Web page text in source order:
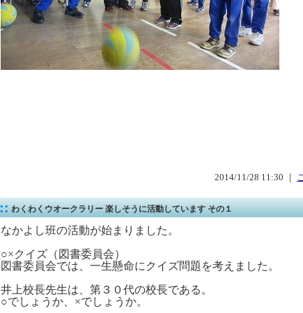
2014/11/28 11:30 ｜
わくわくウオークラリー 楽しそうに活動しています その１
なかよし班の活動が始まりました。
○×クイズ（図書委員会）
図書委員会では、一生懸命にクイズ問題を考えました。
井上校長先生は、第３０代の校長である。
○でしょうか、×でしょうか。